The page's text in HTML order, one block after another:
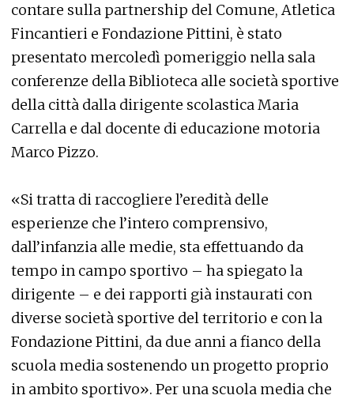
contare sulla partnership del Comune, Atletica
Fincantieri e Fondazione Pittini, è stato
presentato mercoledì pomeriggio nella sala
conferenze della Biblioteca alle società sportive
della città dalla dirigente scolastica Maria
Carrella e dal docente di educazione motoria
Marco Pizzo.
«Si tratta di raccogliere l’eredità delle
esperienze che l’intero comprensivo,
dall’infanzia alle medie, sta effettuando da
tempo in campo sportivo – ha spiegato la
dirigente – e dei rapporti già instaurati con
diverse società sportive del territorio e con la
Fondazione Pittini, da due anni a fianco della
scuola media sostenendo un progetto proprio
in ambito sportivo». Per una scuola media che